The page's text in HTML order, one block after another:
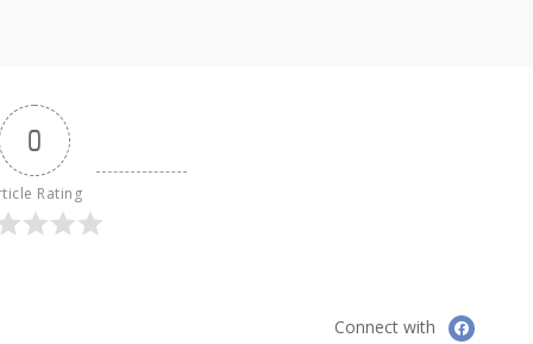
0
Rating
Connect with